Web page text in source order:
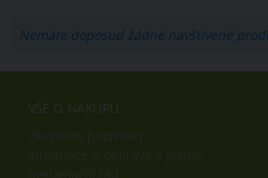
Nemáte doposud žádné navštívené
VŠE O NÁKUPU